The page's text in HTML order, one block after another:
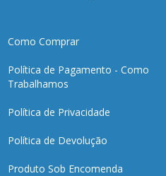
Como Comprar
Política de Pagamento - Como
Trabalhamos
Política de Privacidade
Política de Devolução
Produto Sob Encomenda